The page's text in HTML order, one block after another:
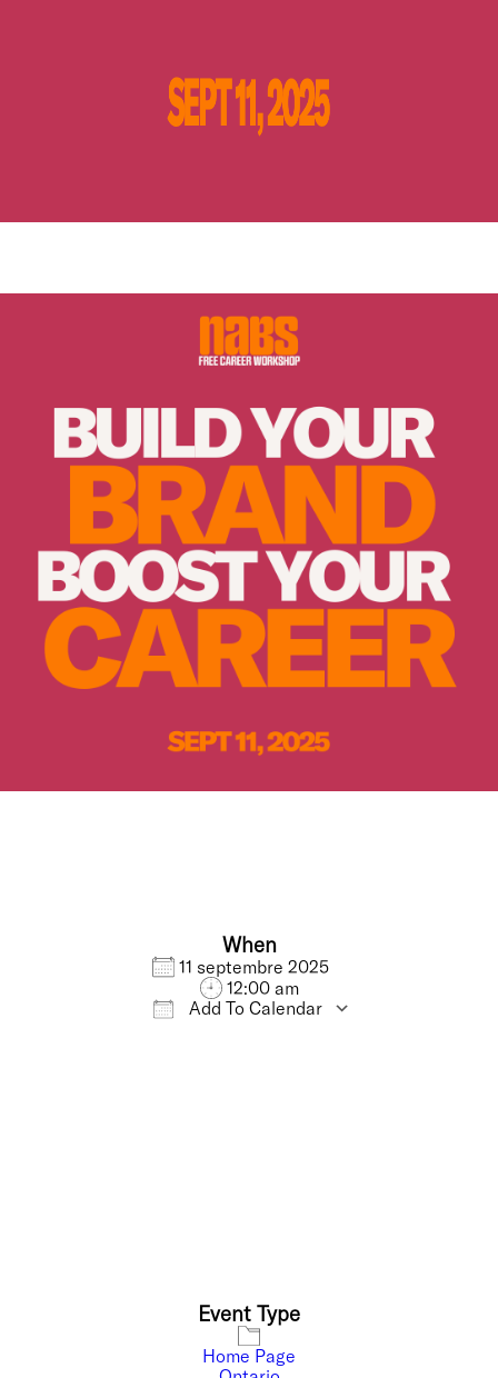
When
11 septembre 2025
12:00 am
Add To Calendar
Event Type
Home Page